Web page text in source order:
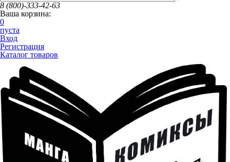
8 (800)-333-42-63
Ваша корзина:
0
пуста
Вход
Регистрация
Каталог товаров